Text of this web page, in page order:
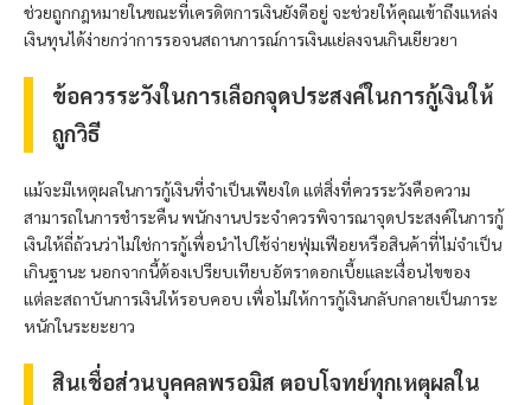
ช่วยถูกกฎหมายในขณะที่เครดิตการเงินยังดีอยู่ จะช่วยให้คุณเข้าถึงแหล่ง
เงินทุนได้ง่ายกว่าการรอจนสถานการณ์การเงินแย่ลงจนเกินเยียวยา
ข้อควรระวังในการเลือกจุดประสงค์ในการกู้เงินให้
ถูกวิธี
แม้จะมีเหตุผลในการกู้เงินที่จำเป็นเพียงใด แต่สิ่งที่ควรระวังคือความ
สามารถในการชำระคืน พนักงานประจำควรพิจารณาจุดประสงค์ในการกู้
เงินให้ถี่ถ้วนว่าไม่ใช่การกู้เพื่อนำไปใช้จ่ายฟุ่มเฟือยหรือสินค้าที่ไม่จำเป็น
เกินฐานะ นอกจากนี้ต้องเปรียบเทียบอัตราดอกเบี้ยและเงื่อนไขของ
แต่ละสถาบันการเงินให้รอบคอบ เพื่อไม่ให้การกู้เงินกลับกลายเป็นภาระ
หนักในระยะยาว
สินเชื่อส่วนบุคคลพรอมิส ตอบโจทย์ทุกเหตุผลใน